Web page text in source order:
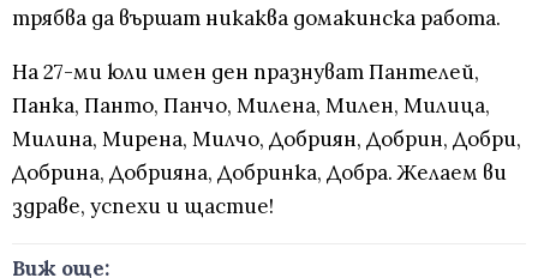
трябва да вършат никаква домакинска работа.
На 27-ми юли имен ден празнуват Пантелей,
Панка, Панто, Панчо, Милена, Милен, Милица,
Милина, Мирена, Милчо, Добриян, Добрин, Добри,
Добрина, Добрияна, Добринка, Добра. Желаем ви
здраве, успехи и щастие!
Виж още: